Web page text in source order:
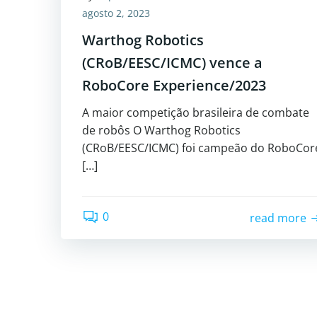
agosto 2, 2023
Warthog Robotics
(CRoB/EESC/ICMC) vence a
RoboCore Experience/2023
A maior competição brasileira de combate
de robôs O Warthog Robotics
(CRoB/EESC/ICMC) foi campeão do
[…]
0 read more